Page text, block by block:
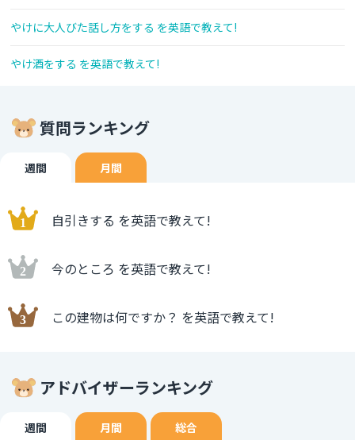
やけに大人びた話し方をする を英語で教えて!
やけ酒をする を英語で教えて!
質問ランキング
週間 月間
自引きする を英語で教えて!
今のところ を英語で教えて!
この建物は何ですか？ を英語で教えて!
アドバイザーランキング
週間 月間 総合